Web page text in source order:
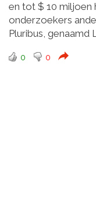
en tot $ 10 miljoen
onderzoekers
Pluribus, genaamd
0 0